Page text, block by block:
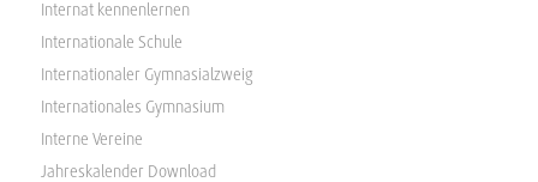
Internat kennenlernen
Internationale Schule
Internationaler Gymnasialzweig
Internationales Gymnasium
Interne Vereine
Jahreskalender Download